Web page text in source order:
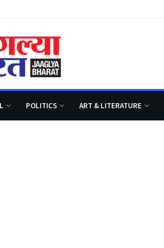
POLITICS ART & LITERATURE